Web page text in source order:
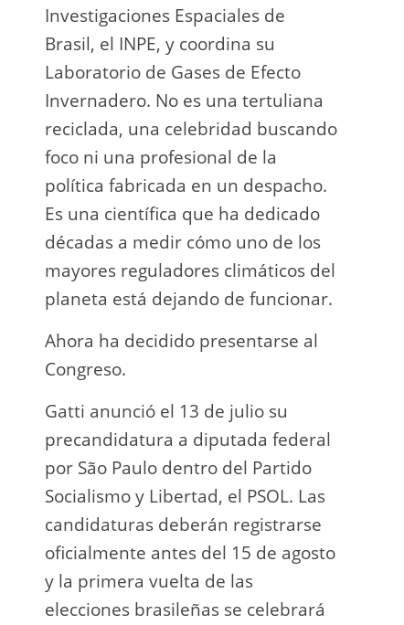
Investigaciones Espaciales de
Brasil, el INPE, y coordina su
Laboratorio de Gases de Efecto
Invernadero. No es una tertuliana
reciclada, una celebridad buscando
foco ni una profesional de la
política fabricada en un despacho.
Es una científica que ha dedicado
décadas a medir cómo uno de los
mayores reguladores climáticos del
planeta está dejando de funcionar.
Ahora ha decidido presentarse al
Congreso.
Gatti anunció el 13 de julio su
precandidatura a diputada federal
por São Paulo dentro del Partido
Socialismo y Libertad, el PSOL. Las
candidaturas deberán registrarse
oficialmente antes del 15 de agosto
y la primera vuelta de las
elecciones brasileñas se celebrará